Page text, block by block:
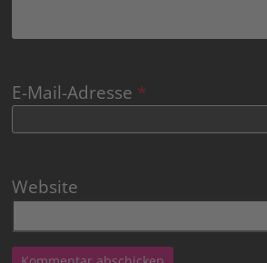
E-Mail-Adresse *
Website